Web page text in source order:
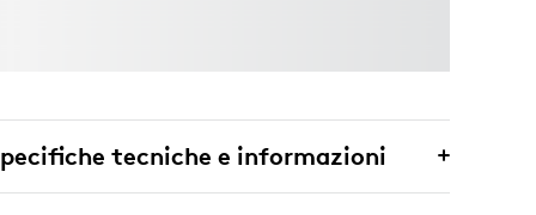
tecniche e informazioni